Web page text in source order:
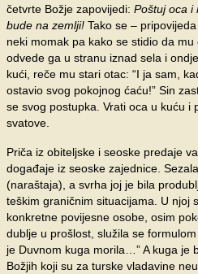
četvrte Božje zapovijedi: Poštuj oca i
bude na zemlji! Tako se –
neki momak pa kako se stidio da
odvede ga u stranu iznad sela i
kući, reče mu stari otac: “I ja sam,
ostavio svog pokojnog ćaću!” Sin
se svog postupka. Vrati oca u kuću i
svatove.
Priča iz obiteljske i seoske predaje
događaje iz seoske zajednice.
(naraštaja), a svrha joj je bila
teškim graničnim situacijama. U njoj
konkretne povijesne osobe, osim
dublje u prošlost, služila se
je Duvnom kuga morila…” A kuga je
Božjih koji su za turske vladavine